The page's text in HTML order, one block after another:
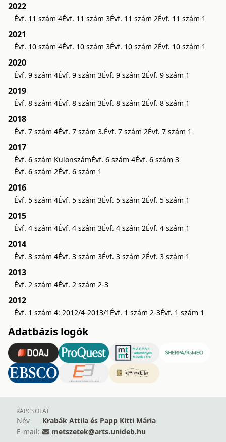
2022
Évf. 11 szám 4Évf. 11 szám 3Évf. 11 szám 2Évf. 11 szám 1
2021
Évf. 10 szám 4Évf. 10 szám 3Évf. 10 szám 2Évf. 10 szám 1
2020
Évf. 9 szám 4Évf. 9 szám 3Évf. 9 szám 2Évf. 9 szám 1
2019
Évf. 8 szám 4Évf. 8 szám 3Évf. 8 szám 2Évf. 8 szám 1
2018
Évf. 7 szám 4Évf. 7 szám 3.Évf. 7 szám 2Évf. 7 szám 1
2017
Évf. 6 szám KülönszámÉvf. 6 szám 4Évf. 6 szám 3
Évf. 6 szám 2Évf. 6 szám 1
2016
Évf. 5 szám 4Évf. 5 szám 3Évf. 5 szám 2Évf. 5 szám 1
2015
Évf. 4 szám 4Évf. 4 szám 3Évf. 4 szám 2Évf. 4 szám 1
2014
Évf. 3 szám 4Évf. 3 szám 3Évf. 3 szám 2Évf. 3 szám 1
2013
Évf. 2 szám 4Évf. 2 szám 2-3
2012
Évf. 1 szám 4: 2012/4-2013/1 Évf. 1 szám 2-3Évf. 1 szám 1
Adatbázis logók
KAPCSOLAT
Név
Krabák Attila és Papp Kitti Mária
E-mail:
metszetek@arts.unideb.hu